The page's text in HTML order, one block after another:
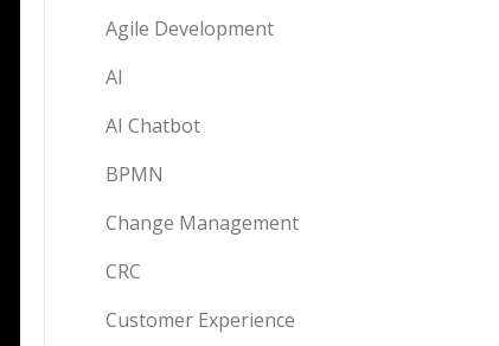
Agile Development
AI
AI Chatbot
BPMN
Change Management
CRC
Customer Experience